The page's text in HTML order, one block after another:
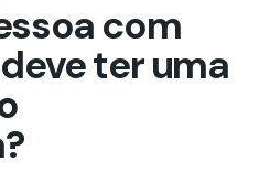
com
ter uma